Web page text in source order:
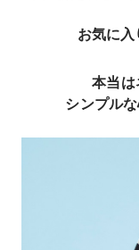
お気に入
本当
シンプル